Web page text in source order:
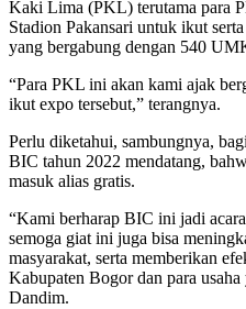
Kaki Lima (PKL) terutama para
Stadion Pakansari untuk ikut
yang bergabung dengan 540
“Para PKL ini akan kami ajak
ikut expo tersebut,” terangnya.
Perlu diketahui, sambungnya,
BIC tahun 2022 mendatang,
masuk alias gratis.
“Kami berharap BIC ini jadi
semoga giat ini juga bisa
masyarakat, serta memberikan
Kabupaten Bogor dan para
Dandim.